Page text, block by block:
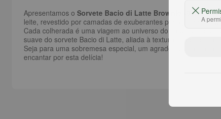
Apresentamos o Sorvete Bacio di Latte Brownie 490ml,
leite, revestido por camadas de exuberantes pedaços de
Cada colherada é uma viagem ao universo do sabor, onde o
suave do sorvete Bacio di Latte, aliada à textura rica e densa
Seja para uma sobremesa especial, um agrado no final da
encantar por esta delícia!
A